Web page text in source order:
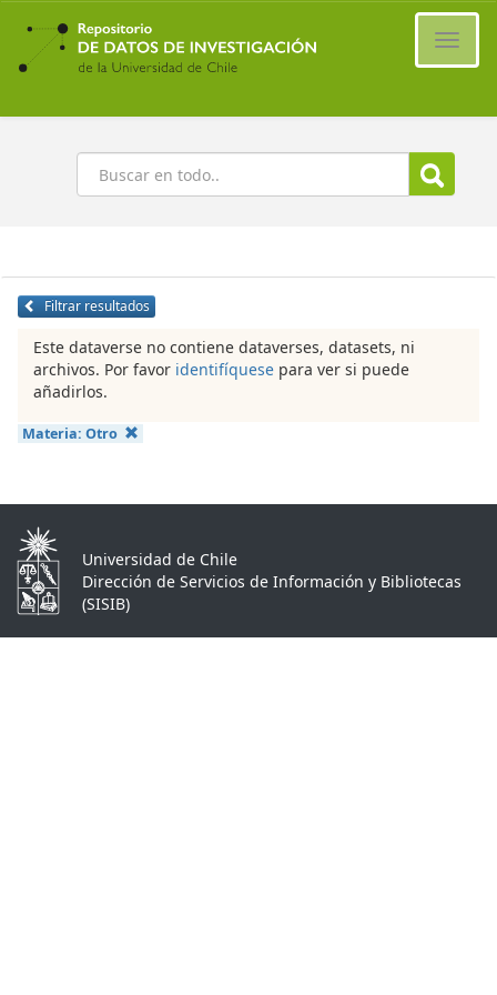
Ir
contenido
principal
Buscar
Filtrar resultados
Este dataverse no contiene dataverses, datasets, ni
archivos. Por favor identifíquese para ver si puede
añadirlos.
Materia: Otro
Universidad de Chile
Dirección de Servicios de Información y Bibliotecas
(SISIB)